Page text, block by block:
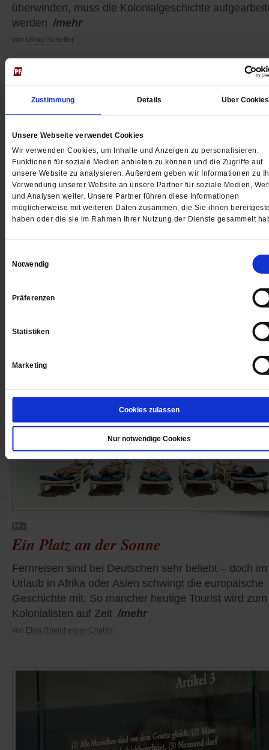
Zustimmung Details Über Cookies
Unsere Webseite verwendet Cookies
Wir verwenden Cookies, um Inhalte und Anzeigen zu personalisieren,
Funktionen für soziale Medien anbieten zu können und die Zugriffe auf
unsere Website zu analysieren. Außerdem geben wir Informationen zu
Verwendung unserer Website an unsere Partner für soziale Medien,
und Analysen weiter. Unsere Partner führen diese Informationen
möglicherweise mit weiteren Daten zusammen, die Sie ihnen
haben oder die sie im Rahmen Ihrer Nutzung der Dienste gesammelt
Notwendig
Präferenzen
Statistiken
Marketing
Cookies zulassen
Nur notwendige Cookies
überwinden, muss die Kolonialgeschichte
werden /mehr
von Ulrike Scheffer
Schwarze Stimmen
ganze Rassismus herkommt, sollte diese Bücher
vonViola Rüdele
Ein Platz an der Sonne
Fernreisen sind bei Deutschen sehr beliebt – doch im
Urlaub in Afrika oder Asien schwingt die europäische
Geschichte mit. So mancher heutige Tourist wird zum
Kolonialisten auf Zeit /mehr
von Elisa Rheinheimer-Chabbi